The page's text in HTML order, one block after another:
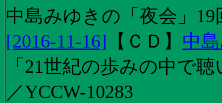
中島みゆきの「夜会」
[2016-11-16] 【 ＣＤ 】 中
「21世紀の歩みの中で
／YCCW-10283